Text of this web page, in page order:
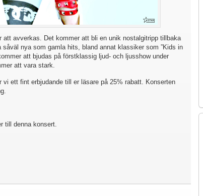
avverkas. Det kommer att bli en unik nostalgitripp tillbaka
nya som gamla hits, bland annat klassiker som ”Kids in
att bjudas på förstklassig ljud- och ljusshow under
att vara stark.
ett fint erbjudande till er läsare på 25% rabatt. Konserten
till denna konsert.